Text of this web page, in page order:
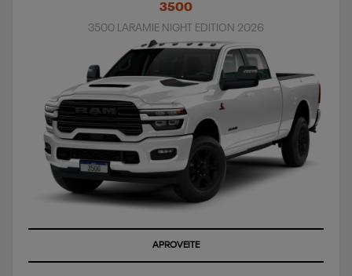
3500
3500 LARAMIE NIGHT EDITION 2026
APROVEITE